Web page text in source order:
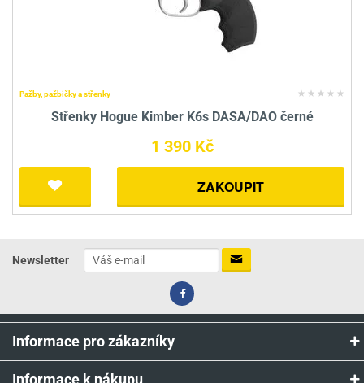
Pažby, pažbičky a střenky
Střenky Hogue Kimber K6s DASA/DAO černé
1 390 Kč
ZAKOUPIT
Newsletter
Informace pro zákazníky